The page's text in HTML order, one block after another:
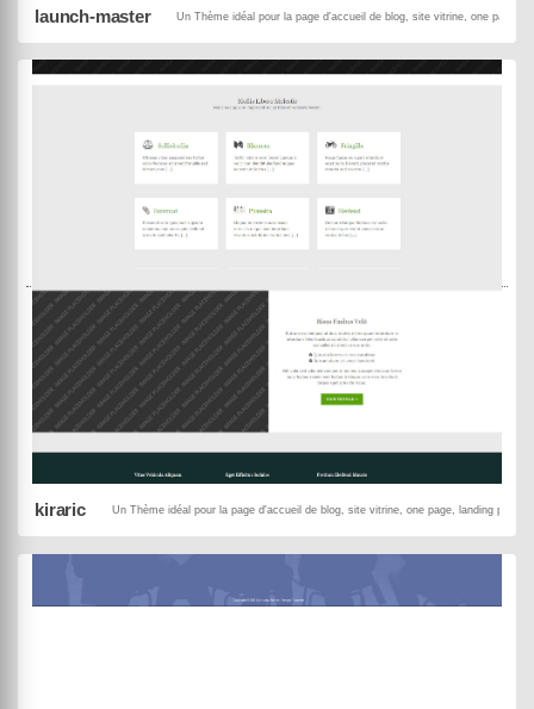
launch-master Un Thème idéal pour la page d'accueil de blog, site vitrine, one page,
kiraric Un Thème idéal pour la page d'accueil de blog, site vitrine, one page, landing
Black Panda
ACHETER